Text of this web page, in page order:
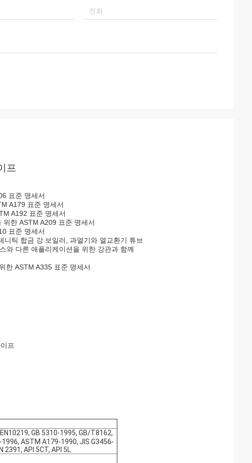
프
표준 명세서
A179 표준 명세서
A192 표준 명세서
한 ASTM A209 표준 명세서
표준 명세서
틱 합금 강 보일러, 과열기와 열교환기 튜브
와 다른 애플리케이션을 위한 강관과 함께
한 ASTM A335 표준 명세서
프
GB 5310-1995, GB/T8162,
ASTM A179-1990, JIS G3456-
2391, API 5CT, API 5L